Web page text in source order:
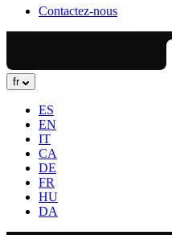
Contactez-nous
fr
ES
EN
IT
CA
DE
FR
HU
DA